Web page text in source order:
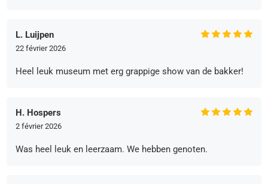
L. Luijpen
22 février 2026
Heel leuk museum met erg grappige show van de bakker!
H. Hospers
2 février 2026
Was heel leuk en leerzaam. We hebben genoten.